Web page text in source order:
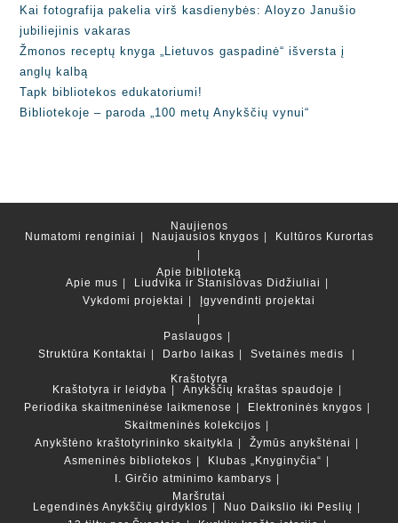
Kai fotografija pakelia virš kasdienybės: Aloyzo Janušio
jubiliejinis vakaras
Žmonos receptų knyga „Lietuvos gaspadinė“ išversta į
anglų kalbą
Tapk bibliotekos edukatoriumi!
Bibliotekoje – paroda „100 metų Anykščių vynui“
Naujienos
Numatomi renginiai
Naujausios knygos Kultūros Kurortas
Apie biblioteką
Apie mus
Liudvika ir Stanislovas Didžiuliai
Vykdomi projektai
Įgyvendinti projektai
Paslaugos
Struktūra Kontaktai Darbo laikas
Svetainės medis
Kraštotyra
Kraštotyra ir leidyba
Anykščių kraštas spaudoje
Periodika skaitmeninėse laikmenose
Elektroninės knygos
Skaitmeninės kolekcijos
Anykštėno kraštotyrininko skaitykla
Žymūs anykštėnai
Asmeninės bibliotekos
Klubas „Knyginyčia“
I. Girčio atminimo kambarys
Maršrutai
Legendinės Anykščių girdyklos
Nuo Daikslio iki Peslių